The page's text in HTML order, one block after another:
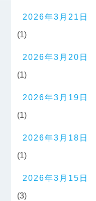
2026年3月21日
(1)
2026年3月20日
(1)
2026年3月19日
(1)
2026年3月18日
(1)
2026年3月15日
(3)